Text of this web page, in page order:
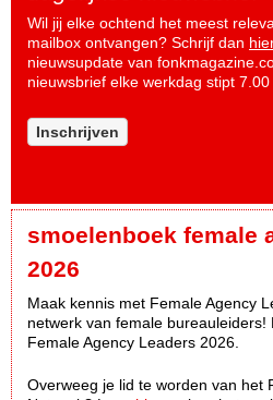
Wil jij elke ochtend het meest
mailbox ontvangen? Schrijf dan
nieuwsupdate van
nieuwsbrief elke werkdag stipt 7.00
Inschrijven
smoelenboek female
2026
Maak kennis met Female Agency
netwerk van female bureauleiders!
Female Agency Leaders 2026.
Overweeg je lid te worden van het